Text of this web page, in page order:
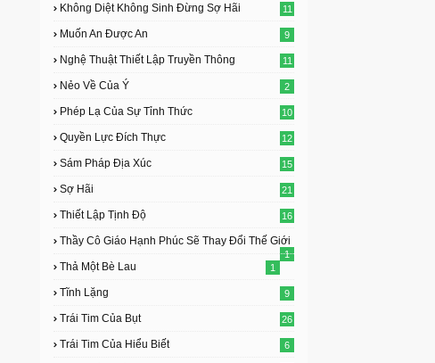
Không Diệt Không Sinh Đừng Sợ Hãi 11
Muốn An Được An 9
Nghệ Thuật Thiết Lập Truyền Thông 11
Nẻo Về Của Ý 2
Phép Lạ Của Sự Tỉnh Thức 10
Quyền Lực Đích Thực 12
Sám Pháp Địa Xúc 15
Sợ Hãi 21
Thiết Lập Tịnh Độ 16
Thầy Cô Giáo Hạnh Phúc Sẽ Thay Đổi Thế Giới
1
Thả Một Bè Lau 1
Tĩnh Lặng 9
Trái Tim Của Bụt 26
Trái Tim Của Hiểu Biết 6